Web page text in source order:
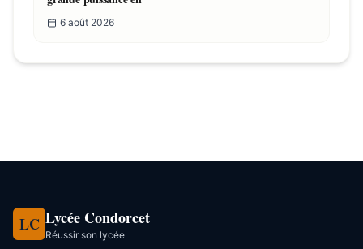
6 août 2026
LC Lycée Condorcet
Réussir son lycée